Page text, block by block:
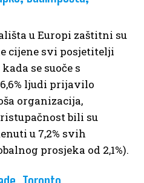
u Europi zaštitni su
cijene svi posjetitelji
se suoče s
ljudi prijavilo
organizacija,
bili su
u 7,2% svih
prosjeka od 2,1%).